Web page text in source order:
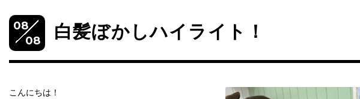
08
08
白髪ぼかしハイライト！
こんにちは！